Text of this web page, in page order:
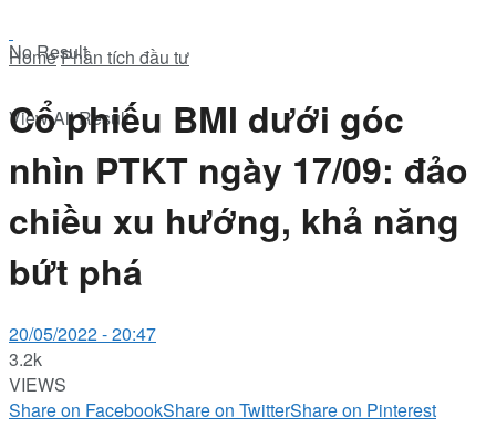
No Result
View All Result
HomePhân tích đầu tư
Cổ phiếu BMI dưới góc
nhìn PTKT ngày 17/09: đảo
chiều xu hướng, khả năng
bứt phá
20/05/2022 - 20:47
3.2k
VIEWS
Share on FacebookShare on TwitterShare on Pinterest